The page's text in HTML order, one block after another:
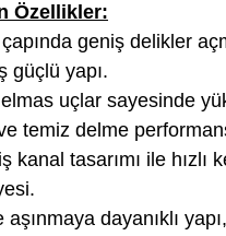
Özellikler:
geniş delikler
güçlü yapı.
uçlar sayesinde
temiz delme
kanal tasarımı ile hızlı
dayanıklı